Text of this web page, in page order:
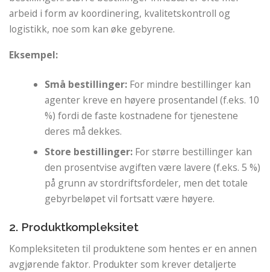
arbeid i form av koordinering, kvalitetskontroll og
logistikk, noe som kan øke gebyrene.
Eksempel:
Små bestillinger: For mindre bestillinger kan
agenter kreve en høyere prosentandel (f.eks. 10
%) fordi de faste kostnadene for tjenestene
deres må dekkes.
Store bestillinger: For større bestillinger kan
den prosentvise avgiften være lavere (f.eks. 5 %)
på grunn av stordriftsfordeler, men det totale
gebyrbeløpet vil fortsatt være høyere.
2. Produktkompleksitet
Kompleksiteten til produktene som hentes er en annen
avgjørende faktor. Produkter som krever detaljerte